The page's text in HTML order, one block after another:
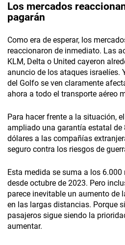
Los mercados
pagarán
Como era de esperar, los
reaccionaron de inmediato. Las
KLM, Delta o United cayeron
anuncio de los ataques israelíes.
del Golfo se ven claramente
ahora a todo el transporte aéreo
Para hacer frente a la situación,
ampliado una garantía estatal de
dólares a las compañías
seguro contra los riesgos de
Esta medida se suma a los
desde octubre de 2023. Pero
parece inevitable un aumento de
en las largas distancias. Porque
pasajeros sigue siendo la
aumentar.